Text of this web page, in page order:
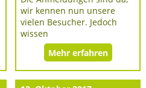
wir kennen nun unsere
vielen Besucher. Jedoch
wissen
Mehr erfahren